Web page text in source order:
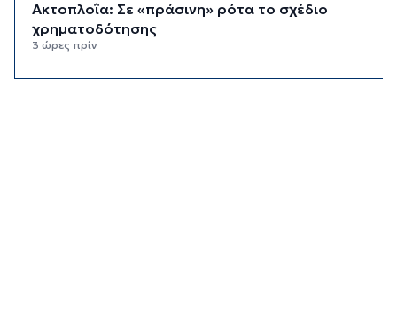
Aκτοπλοΐα: Σε «πράσινη» ρότα το σχέδιο
χρηματοδότησης
3 ώρες πρίν
Αδειοδωρόσημο: Την Παρασκευή η πληρωμή σε